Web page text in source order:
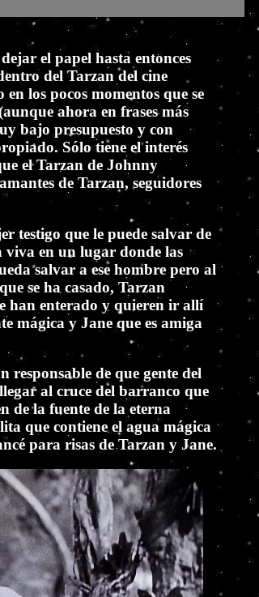
el papel hasta entonces
del Tarzan del cine
los pocos momentos que se
ahora en frases más
bajo presupuesto y con
Sólo tiene el interés
el Tarzan de Johnny
de Tarzan, seguidores
testigo que le puede salvar de
viva en un lugar donde las
salvar a ese hombre pero al
se ha casado, Tarzan
han enterado y quieren ir allí
mágica y Jane que es amiga
responsable de que gente del
al cruce del barranco que
de la fuente de la eterna
que contiene el agua mágica
para risas de Tarzan y Jane.